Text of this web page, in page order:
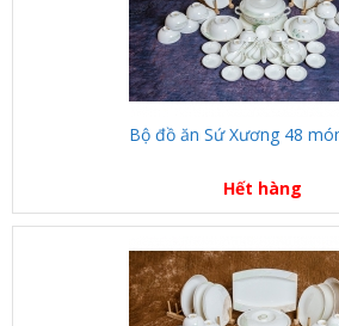
Bộ đồ ăn Sứ Xương 48
Hết hàng